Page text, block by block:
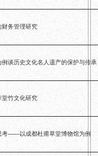
财务管理研究
谈历史文化名人遗产的保护与传承
堂竹文化研究
考——以成都杜甫草堂博物馆为例